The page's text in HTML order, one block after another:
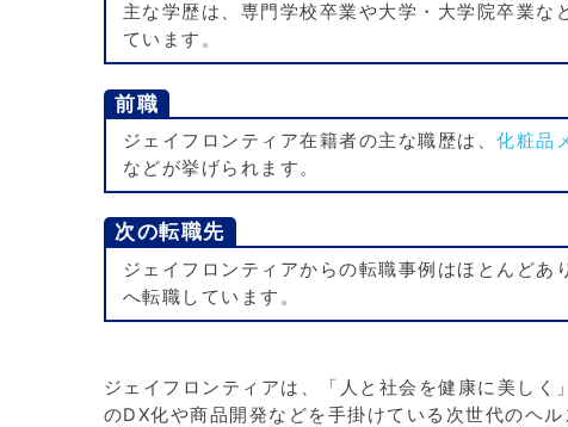
主な学歴は、専門学校卒業や大学・大学院卒業な
ています。
前職
ジェイフロンティア在籍者の主な職歴は、化粧品
などが挙げられます。
次の転職先
ジェイフロンティアからの転職事例はほとんどあ
へ転職しています。
ジェイフロンティアは、「人と社会を健康に美し
のDX化や商品開発などを手掛けている次世代のヘル